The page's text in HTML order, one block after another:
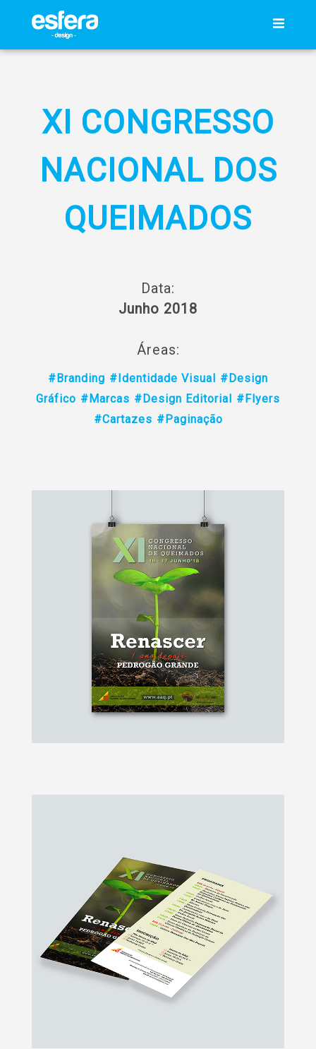
XI CONGRESSO
NACIONAL DOS
QUEIMADOS
Data:
Junho 2018
Áreas:
#Branding #Identidade Visual #Design
Gráfico #Marcas #Design Editorial #Flyers
#Cartazes #Paginação